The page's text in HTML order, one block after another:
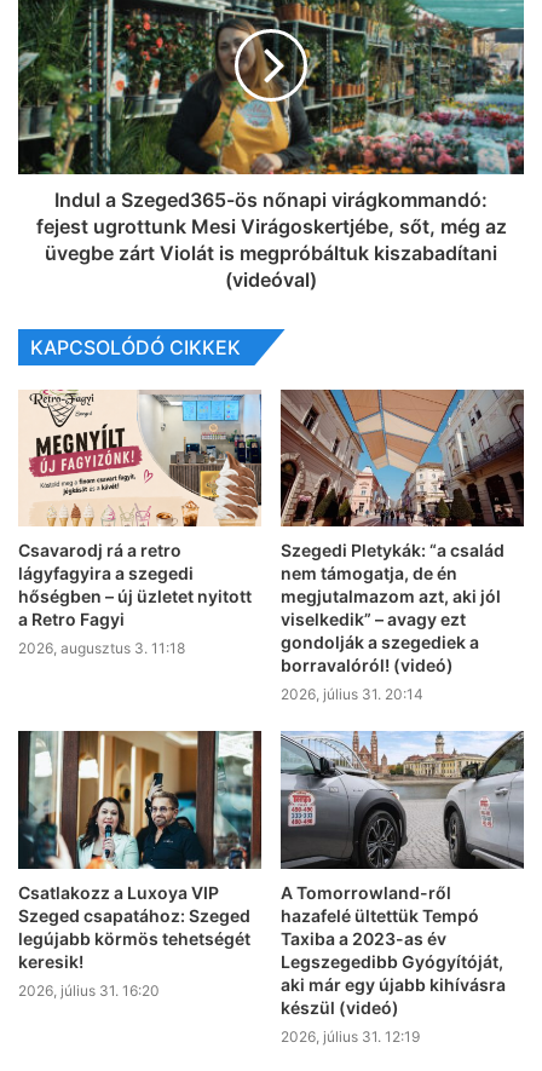
Indul a Szeged365-ös nőnapi virágkommandó:
fejest ugrottunk Mesi Virágoskertjébe, sőt, még az
üvegbe zárt Violát is megpróbáltuk kiszabadítani
(videóval)
KAPCSOLÓDÓ CIKKEK
Csavarodj rá a retro
lágyfagyira a szegedi
hőségben – új üzletet nyitott
a Retro Fagyi
2026, augusztus 3. 11:18
Szegedi Pletykák: “a család
nem támogatja, de én
megjutalmazom azt, aki jól
viselkedik” – avagy ezt
gondolják a szegediek a
borravalóról! (videó)
2026, július 31. 20:14
Csatlakozz a Luxoya VIP
Szeged csapatához: Szeged
legújabb körmös tehetségét
keresik!
2026, július 31. 16:20
A Tomorrowland-ről
hazafelé ültettük Tempó
Taxiba a 2023-as év
Legszegedibb Gyógyítóját,
aki már egy újabb kihívásra
készül (videó)
2026, július 31. 12:19